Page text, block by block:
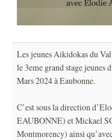
Les jeunes Aikidokas du
le 3eme grand stage jeunes
Mars 2024 à Eaubonne.
C’est sous la direction
EAUBONNE) et Mickael
Montmorency) ainsi